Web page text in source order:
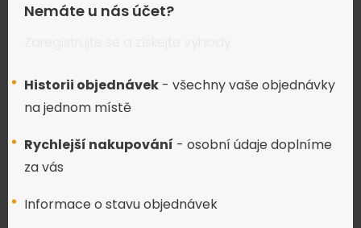
Nemáte u nás účet?
Historii objednávek - všechny vaše objednávky
na jednom místě
Rychlejší nakupování - osobní údaje doplníme
za vás
Informace o stavu objednávek